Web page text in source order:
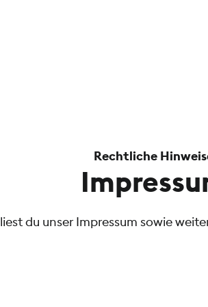
Rechtliche
du unser Impressum sowie